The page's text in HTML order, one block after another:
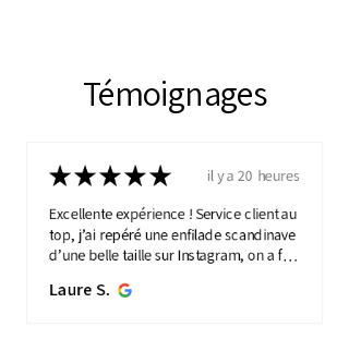
Témoignages
★★★★★
il y a 20 heures
Excellente expérience ! Service client au
top, j’ai repéré une enfilade scandinave
d’une belle taille sur Instagram, on a fait
plus...MONTRE PLUS
Laure S.